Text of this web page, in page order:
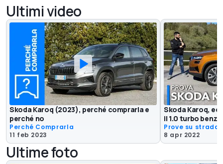
Ultimi video
Skoda Karoq (2023), perché comprarla e
perché no
Perché Comprarla
11 feb 2023
Skoda Karoq,
il 1.0 turbo
Prove su strada
8 apr 2022
Ultime foto